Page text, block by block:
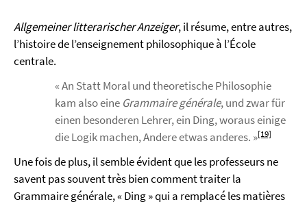
Allgemeiner litterarischer Anzeiger, il résume, entre autres,
l’histoire de l’enseignement philosophique à l’École
centrale.
« An Statt Moral und theoretische Philosophie
kam also eine Grammaire générale, und zwar für
einen besonderen Lehrer, ein Ding, woraus einige
die Logik machen, Andere etwas anderes. »[19]
Une fois de plus, il semble évident que les professeurs ne
savent pas souvent très bien comment traiter la
Grammaire générale, « Ding » qui a remplacé les matières